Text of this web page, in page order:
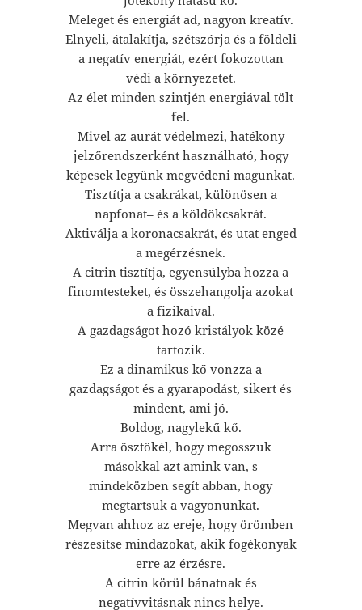
Meleget és energiát ad, nagyon kreatív.
Elnyeli, átalakítja, szétszórja és a földeli
a negatív energiát, ezért fokozottan
védi a környezetet.
Az élet minden szintjén energiával tölt
fel.
Mivel az aurát védelmezi, hatékony
jelzőrendszerként használható, hogy
képesek legyünk megvédeni magunkat.
Tisztítja a csakrákat, különösen a
napfonat– és a köldökcsakrát.
Aktiválja a koronacsakrát, és utat enged
a megérzésnek.
A citrin tisztítja, egyensúlyba hozza a
finomtesteket, és összehangolja azokat
a fizikaival.
A gazdagságot hozó kristályok közé
tartozik.
Ez a dinamikus kő vonzza a
gazdagságot és a gyarapodást, sikert és
mindent, ami jó.
Boldog, nagylekű kő.
Arra ösztökél, hogy megosszuk
másokkal azt amink van, s
mindeközben segít abban, hogy
megtartsuk a vagyonunkat.
Megvan ahhoz az ereje, hogy örömben
részesítse mindazokat, akik fogékonyak
erre az érzésre.
A citrin körül bánatnak és
negatívvitásnak nincs helye.